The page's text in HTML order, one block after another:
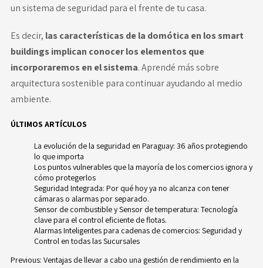
un sistema de seguridad para el frente de tu casa.
Es decir, las características de la domótica en los smart
buildings implican conocer los elementos que
incorporaremos en el sistema. Aprendé más sobre
arquitectura sostenible para continuar ayudando al medio
ambiente.
ÚLTIMOS ARTÍCULOS
La evolución de la seguridad en Paraguay: 36 años protegiendo
lo que importa
Los puntos vulnerables que la mayoría de los comercios ignora y
cómo protegerlos
Seguridad Integrada: Por qué hoy ya no alcanza con tener
cámaras o alarmas por separado.
Sensor de combustible y Sensor de temperatura: Tecnología
clave para el control eficiente de flotas.
Alarmas Inteligentes para cadenas de comercios: Seguridad y
Control en todas las Sucursales
Previous: Ventajas de llevar a cabo una gestión de rendimiento en la